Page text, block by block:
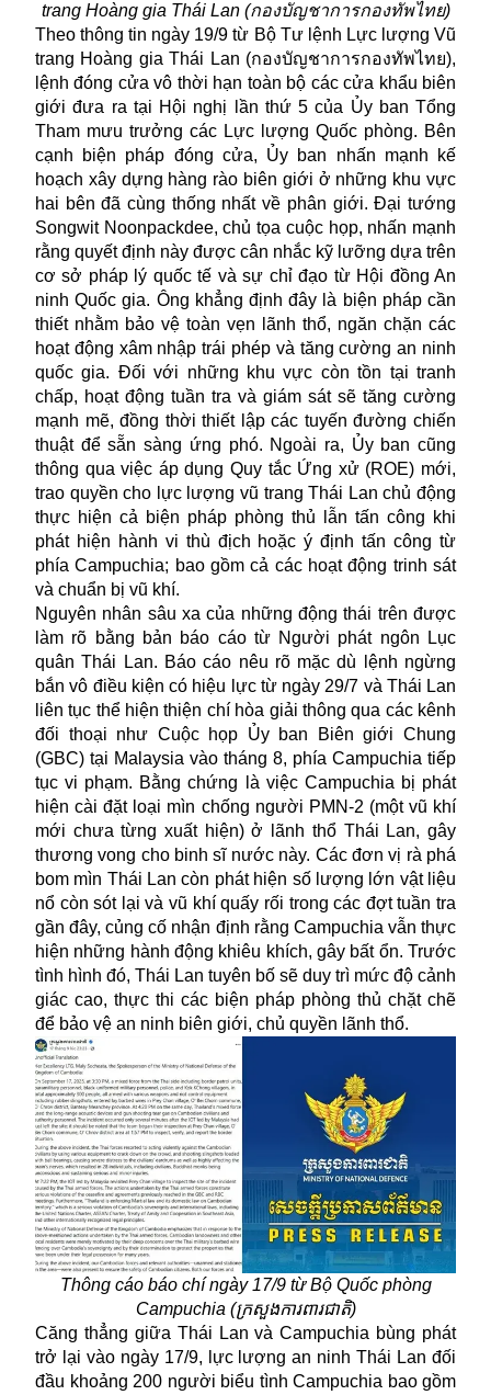
trang Hoàng gia Thái Lan (กองบัญชาการกองทัพไทย)
Theo thông tin ngày 19/9 từ Bộ Tư lệnh Lực lượng Vũ
trang Hoàng gia Thái Lan (กองบัญชาการกองทัพไทย),
lệnh đóng cửa vô thời hạn toàn bộ các cửa khẩu biên
giới đưa ra tại Hội nghị lần thứ 5 của Ủy ban Tổng
Tham mưu trưởng các Lực lượng Quốc phòng. Bên
cạnh biện pháp đóng cửa, Ủy ban nhấn mạnh kế
hoạch xây dựng hàng rào biên giới ở những khu vực
hai bên đã cùng thống nhất về phân giới. Đại tướng
Songwit Noonpackdee, chủ tọa cuộc họp, nhấn mạnh
rằng quyết định này được cân nhắc kỹ lưỡng dựa trên
cơ sở pháp lý quốc tế và sự chỉ đạo từ Hội đồng An
ninh Quốc gia. Ông khẳng định đây là biện pháp cần
thiết nhằm bảo vệ toàn vẹn lãnh thổ, ngăn chặn các
hoạt động xâm nhập trái phép và tăng cường an ninh
quốc gia. Đối với những khu vực còn tồn tại tranh
chấp, hoạt động tuần tra và giám sát sẽ tăng cường
mạnh mẽ, đồng thời thiết lập các tuyến đường chiến
thuật để sẵn sàng ứng phó. Ngoài ra, Ủy ban cũng
thông qua việc áp dụng Quy tắc Ứng xử (ROE) mới,
trao quyền cho lực lượng vũ trang Thái Lan chủ động
thực hiện cả biện pháp phòng thủ lẫn tấn công khi
phát hiện hành vi thù địch hoặc ý định tấn công từ
phía Campuchia; bao gồm cả các hoạt động trinh sát
và chuẩn bị vũ khí.
Nguyên nhân sâu xa của những động thái trên được
làm rõ bằng bản báo cáo từ Người phát ngôn Lục
quân Thái Lan. Báo cáo nêu rõ mặc dù lệnh ngừng
bắn vô điều kiện có hiệu lực từ ngày 29/7 và Thái Lan
liên tục thể hiện thiện chí hòa giải thông qua các kênh
đối thoại như Cuộc họp Ủy ban Biên giới Chung
(GBC) tại Malaysia vào tháng 8, phía Campuchia tiếp
tục vi phạm. Bằng chứng là việc Campuchia bị phát
hiện cài đặt loại mìn chống người PMN-2 (một vũ khí
mới chưa từng xuất hiện) ở lãnh thổ Thái Lan, gây
thương vong cho binh sĩ nước này. Các đơn vị rà phá
bom mìn Thái Lan còn phát hiện số lượng lớn vật liệu
nổ còn sót lại và vũ khí quấy rối trong các đợt tuần tra
gần đây, củng cố nhận định rằng Campuchia vẫn thực
hiện những hành động khiêu khích, gây bất ổn. Trước
tình hình đó, Thái Lan tuyên bố sẽ duy trì mức độ cảnh
giác cao, thực thi các biện pháp phòng thủ chặt chẽ
để bảo vệ an ninh biên giới, chủ quyền lãnh thổ.
Thông cáo báo chí ngày 17/9 từ Bộ Quốc phòng
Campuchia (ក្រសួងការពារជាតិ)
Căng thẳng giữa Thái Lan và Campuchia bùng phát
trở lại vào ngày 17/9, lực lượng an ninh Thái Lan đối
đầu khoảng 200 người biểu tình Campuchia bao gồm